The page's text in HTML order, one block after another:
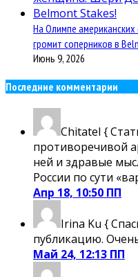
На Олимпе
громит соперников в
Июнь 9, 2026
Последние комментарии
Chitatel {
противоречивой
ней и здравые
России по сути
Апр 18, 10:50 ПП
Irina Ku {
публикацию.
Май 24, 12:13 ПП